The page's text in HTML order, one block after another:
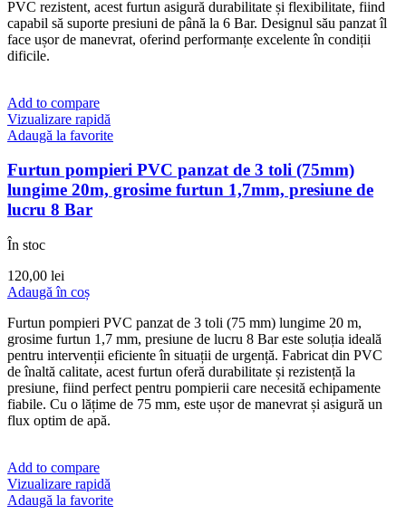
PVC rezistent, acest furtun asigură durabilitate și flexibilitate, fiind
capabil să suporte presiuni de până la 6 Bar. Designul său panzat îl
face ușor de manevrat, oferind performanțe excelente în condiții
dificile.
Add to compare
Vizualizare rapidă
Adaugă la favorite
Furtun pompieri PVC panzat de 3 toli (75mm)
lungime 20m, grosime furtun 1,7mm, presiune de
lucru 8 Bar
În stoc
120,00 lei
Adaugă în coș
Furtun pompieri PVC panzat de 3 toli (75 mm) lungime 20 m,
grosime furtun 1,7 mm, presiune de lucru 8 Bar este soluția ideală
pentru intervenții eficiente în situații de urgență. Fabricat din PVC
de înaltă calitate, acest furtun oferă durabilitate și rezistență la
presiune, fiind perfect pentru pompierii care necesită echipamente
fiabile. Cu o lățime de 75 mm, este ușor de manevrat și asigură un
flux optim de apă.
Add to compare
Vizualizare rapidă
Adaugă la favorite